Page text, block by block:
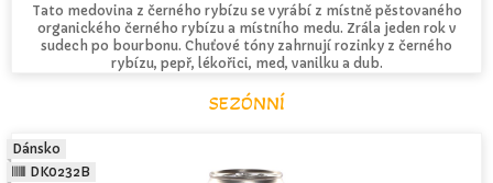
Tato medovina z černého rybízu se vyrábí z místně pěstovaného
organického černého rybízu a místního medu. Zrála jeden rok v
sudech po bourbonu. Chuťové tóny zahrnují rozinky z černého
rybízu, pepř, lékořici, med, vanilku a dub.
SEZÓNNÍ
Dánsko
DK0232B